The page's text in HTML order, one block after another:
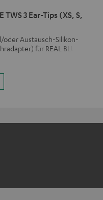
TWS 3 Ear-Tips (XS, S,
oder Austausch-Silikon-
für REAL BLUE